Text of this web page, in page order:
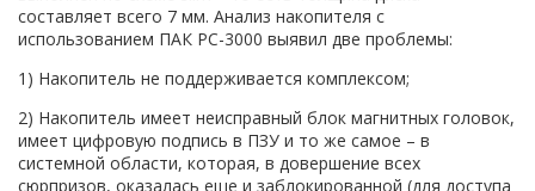
составляет всего 7 мм. Анализ накопителя с
использованием ПАК РС-3000 выявил две проблемы:
1) Накопитель не поддерживается комплексом;
2) Накопитель имеет неисправный блок магнитных головок,
имеет цифровую подпись в ПЗУ и то же самое – в
системной области, которая, в довершение всех
сюрпризов, оказалась еще и заблокированной (для доступа